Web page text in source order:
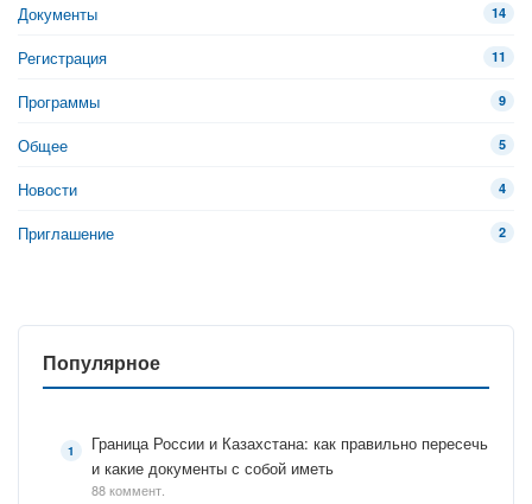
Документы 14
Регистрация 11
Программы 9
Общее 5
Новости 4
Приглашение 2
Популярное
Граница России и Казахстана: как правильно пересечь
и какие документы с собой иметь
88 коммент.